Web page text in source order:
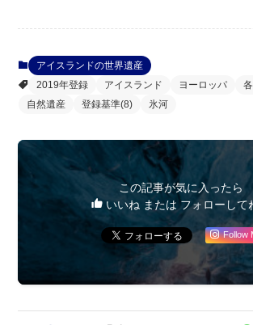
アイスランドの世界遺産
2019年登録
アイスランド ヨーロッパ
自然遺産
登録基準(8) 氷河
この記事が気に入ったら
いいね または フォローして
Follow